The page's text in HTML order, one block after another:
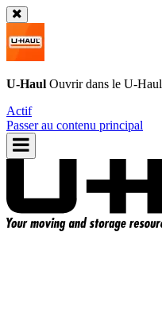
U-Haul Ouvrir dans le U-Haul
Actif
Passer au contenu principal